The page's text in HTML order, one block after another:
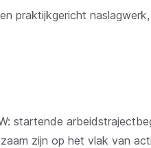
praktijkgericht
startende
zijn op het vlak van